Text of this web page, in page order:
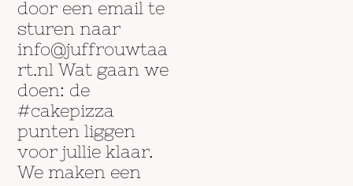
door een email te
sturen naar
info@juffrouwtaa
rt.nl Wat gaan we
doen: de
#cakepizza
punten liggen
voor jullie klaar.
We maken een